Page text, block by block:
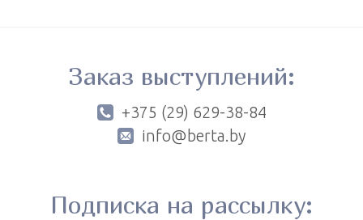
Заказ выступлений:
+375 (29) 629-38-84
info@berta.by
Подписка на рассылку: